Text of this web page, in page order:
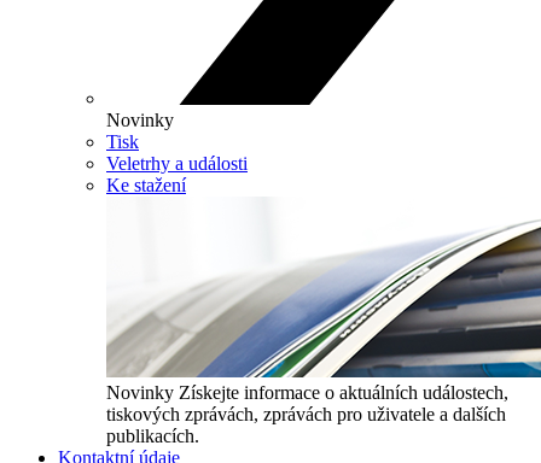
Novinky
Tisk
Veletrhy a události
Ke stažení
Novinky Získejte informace o aktuálních událostech,
tiskových zprávách, zprávách pro uživatele a dalších
publikacích.
Kontaktní údaje